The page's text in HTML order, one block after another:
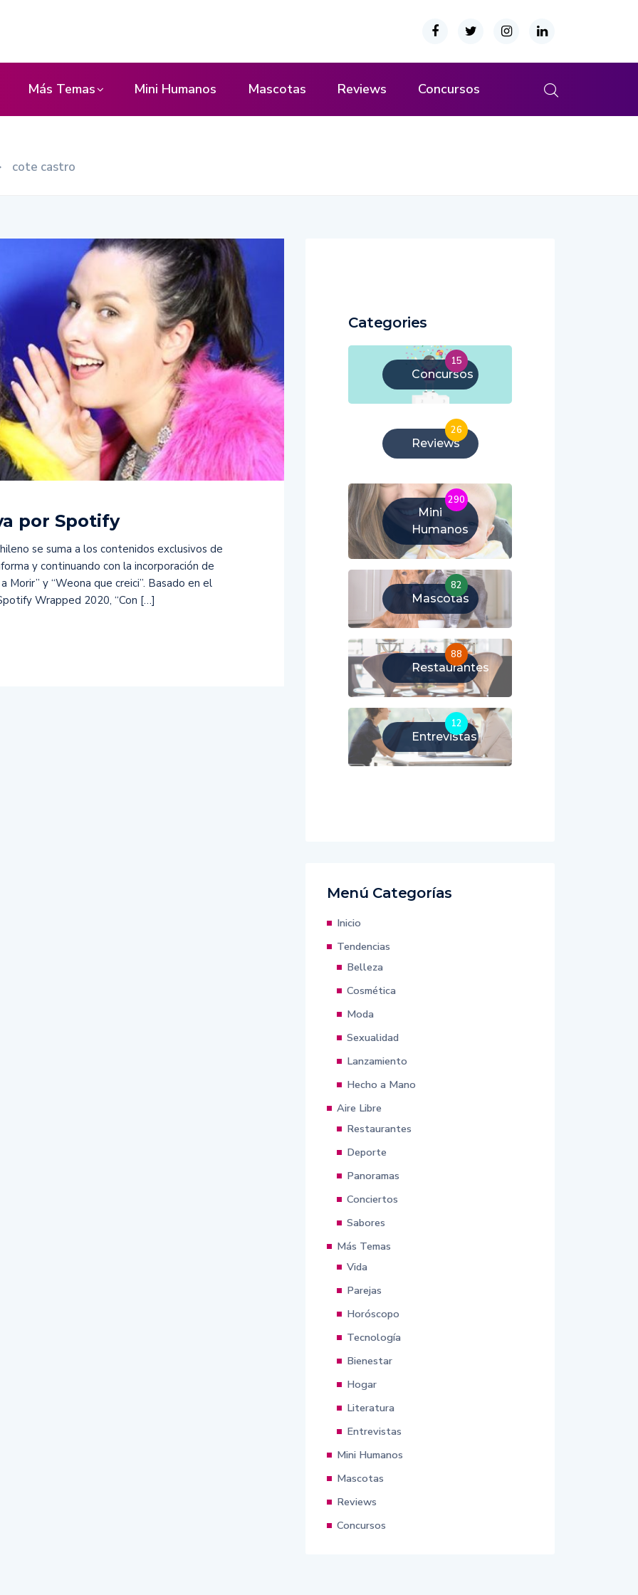
Más Temas Mini Humanos Mascotas Reviews Concursos
cote castro
por Spotify
se suma a los contenidos exclusivos de
y continuando con la incorporación de
Morir” y “Weona que creici”. Basado en el
Wrapped 2020, “Con […]
Categories
Concursos
15
Reviews
26
Mini
Humanos
290
Mascotas
82
Restaurantes
88
Entrevistas
12
Menú Categorías
Inicio
Tendencias
Belleza
Cosmética
Moda
Sexualidad
Lanzamiento
Hecho a Mano
Aire Libre
Restaurantes
Deporte
Panoramas
Conciertos
Sabores
Más Temas
Vida
Parejas
Horóscopo
Tecnología
Bienestar
Hogar
Literatura
Entrevistas
Mini Humanos
Mascotas
Reviews
Concursos